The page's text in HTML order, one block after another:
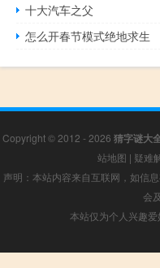
十大汽车之父
怎么开春节模式绝地求生
Copyright © 2012 - 2026 猜字谜大
站地图 | 疑难
声明：本站内容来自互联网，如信
会
本站仅为个人兴趣